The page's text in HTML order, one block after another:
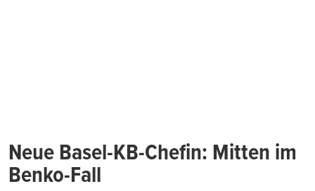
Neue Basel-KB-Chefin: Mitten im
Benko-Fall